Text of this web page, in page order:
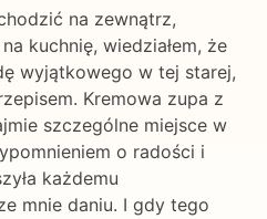
na zewnątrz,
kuchnię, wiedziałem, że
wyjątkowego w tej starej,
Kremowa zupa z
szczególne miejsce w
o radości i
każdemu
mnie daniu. I gdy tego